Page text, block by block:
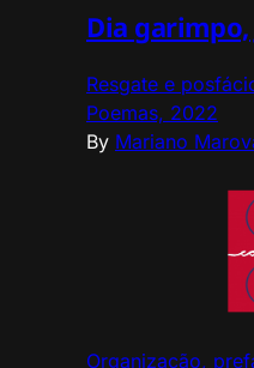
Dia
Resgate e
Poemas, 2022
By Mariano
Organização,